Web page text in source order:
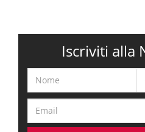
qualche danno da usura.
Risolvi i problemi di afa per
condizionamento che abbiamo
condizione sine qua non" che darà
l'aria che respiri, anche quando la
i 35 gradi centigradi.
Iscriviti alla